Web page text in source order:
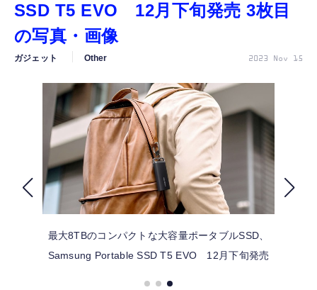
ガジェット
カルチャー
公式ストア
FOLLOW US
SSD T5 EVO 12月下旬発売 3枚目
の写真・画像
ガジェット Other 2023 Nov 15
最大8TBのコンパクトな大容量ポータブルSSD、
Samsung Portable SSD T5 EVO 12月下旬発売